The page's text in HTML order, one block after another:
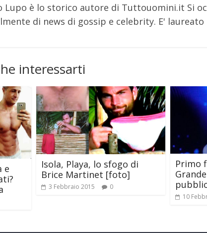
Lupo è lo storico autore di Tuttouomini.it Si
di news di gossip e celebrity. E'
interessarti
e
Isola, Playa, lo sfogo di
Brice Martinet [foto]
3 Febbraio 2015 0
Primo
10